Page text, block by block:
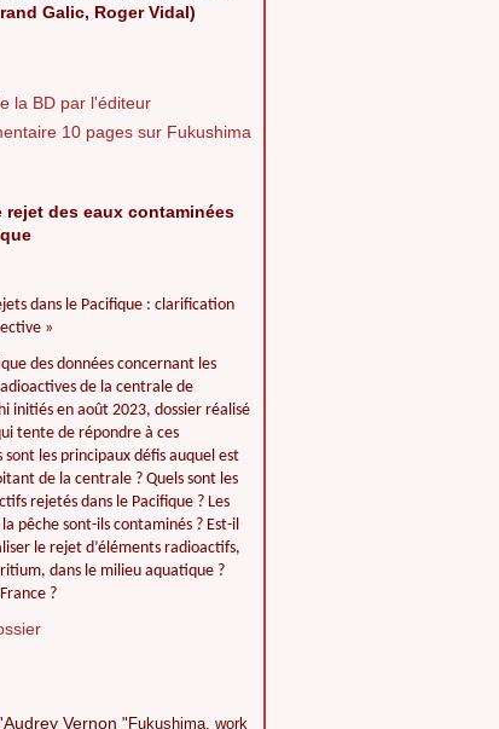
Galic, Roger Vidal)
la BD par l'éditeur
10 pages sur Fukushima
rejet des eaux contaminées
dans le Pacifique : clarification
»
des données concernant les
de la centrale de
initiés en août 2023, dossier réalisé
tente de répondre à ces
sont les principaux défis auquel est
de la centrale ? Quels sont les
rejetés dans le Pacifique ? Les
pêche sont-ils contaminés ? Est-il
le rejet d’éléments radioactifs,
dans le milieu aquatique ?
?
Vernon "Fukushima, work